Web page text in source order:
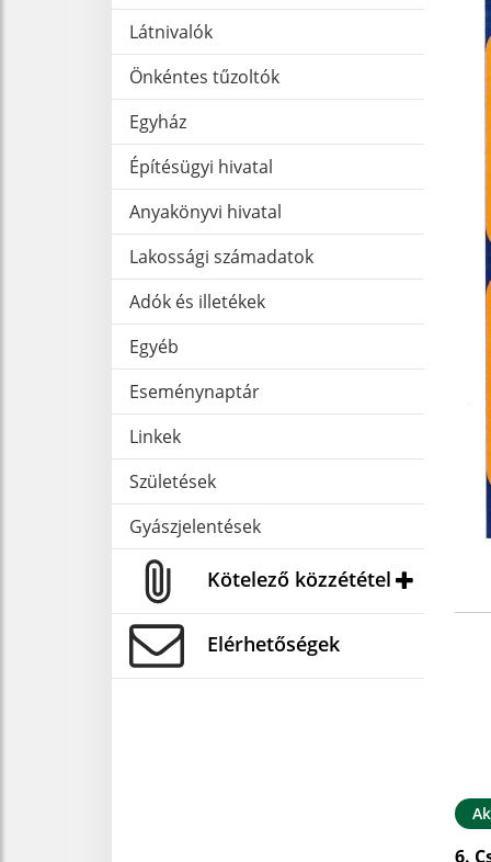
Látnivalók
Önkéntes tűzoltók
Egyház
Építésügyi hivatal
Anyakönyvi hivatal
Lakossági számadatok
Adók és illetékek
Egyéb
Eseménynaptár
Linkek
Születések
Gyászjelentések
Kötelező közzététel
Elérhetőségek
6.